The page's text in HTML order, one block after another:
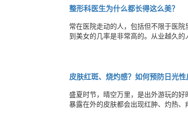
整形科医生为什么都长得这么美？
常在医院走动的人，包括但不限于医
到美女的几率是非常高的。从业越久
皮肤红斑、烧灼感？如何预防日光性
盛夏时节，晴空万里，是出外游玩的
暴露在外的皮肤都会出现红肿、灼热